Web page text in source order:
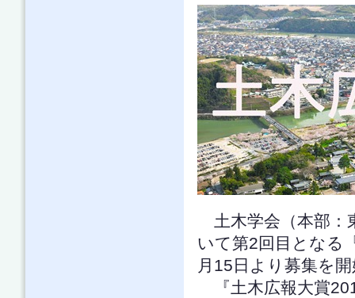
土木学会（本部
いて第2回目となる
月15日より募集を
『土木広報大賞